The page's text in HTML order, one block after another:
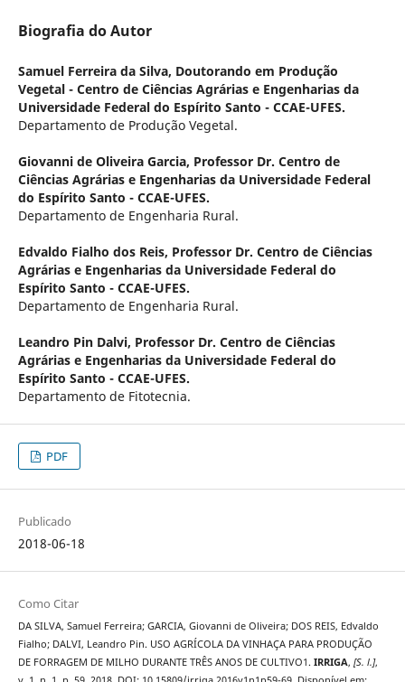
Biografia do Autor
Samuel Ferreira da Silva, Doutorando em Produção
Vegetal - Centro de Ciências Agrárias e Engenharias da
Universidade Federal do Espírito Santo - CCAE-UFES.
Departamento de Produção Vegetal.
Giovanni de Oliveira Garcia, Professor Dr. Centro de
Ciências Agrárias e Engenharias da Universidade Federal
do Espírito Santo - CCAE-UFES.
Departamento de Engenharia Rural.
Edvaldo Fialho dos Reis, Professor Dr. Centro de Ciências
Agrárias e Engenharias da Universidade Federal do
Espírito Santo - CCAE-UFES.
Departamento de Engenharia Rural.
Leandro Pin Dalvi, Professor Dr. Centro de Ciências
Agrárias e Engenharias da Universidade Federal do
Espírito Santo - CCAE-UFES.
Departamento de Fitotecnia.
PDF
Publicado
2018-06-18
Como Citar
DA SILVA, Samuel Ferreira; GARCIA, Giovanni de Oliveira; DOS REIS, Edvaldo
Fialho; DALVI, Leandro Pin. USO AGRÍCOLA DA VINHAÇA PARA PRODUÇÃO
DE FORRAGEM DE MILHO DURANTE TRÊS ANOS DE CULTIVO1. IRRIGA, [S. l.],